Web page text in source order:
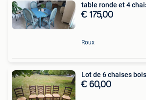
table ronde et 4
€ 175,00
Roux
Lot de 6 chaises
€ 60,00